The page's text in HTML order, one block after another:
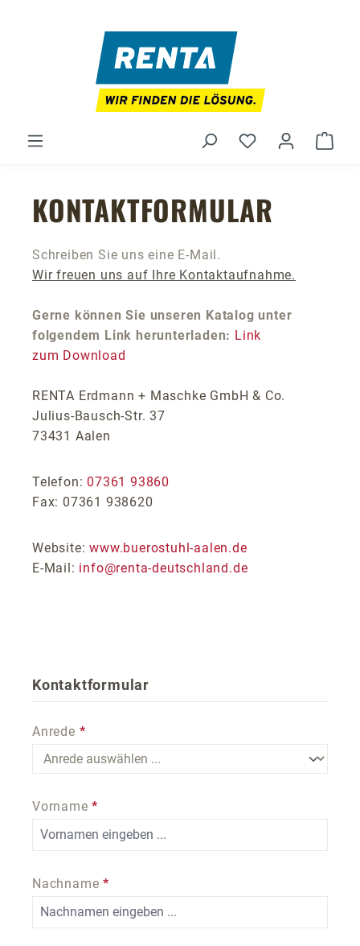
Du hast 0
KONTAKTFORMULAR
Schreiben Sie uns eine E-Mail.
Wir freuen uns auf Ihre Kontaktaufnahme.
Gerne können Sie unseren Katalog unter
folgendem Link herunterladen: Link
zum Download
RENTA Erdmann + Maschke GmbH & Co.
Julius-Bausch-Str. 37
73431 Aalen
Telefon: 07361 93860
Fax: 07361 938620
Website:www.buerostuhl-aalen.de
E-Mail: info@renta-deutschland.de
Kontaktformular
Anrede *
Vorname*
Nachname*